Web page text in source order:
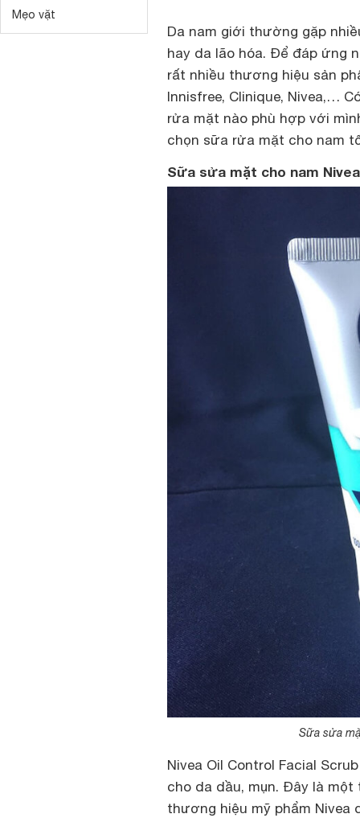
Mẹo vặt
Da nam giới thường gặp
hay da lão hóa. Để đáp ứng
rất nhiều thương hiệu sản
Innisfree, Clinique, Nivea,…
rửa mặt nào phù hợp với
chọn sữa rửa mặt cho nam
Sữa sửa mặt cho nam
Sữa sửa
Nivea Oil Control Facial
cho da dầu, mụn. Đây là
thương hiệu mỹ phẩm Nivea